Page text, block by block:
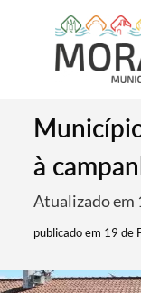
à
Atualizado
publicado em 19 de